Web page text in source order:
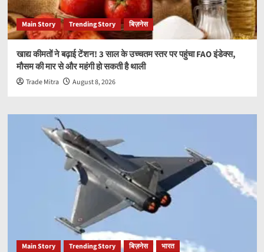
Main Story Trending Story बिज़नेस
खाद्य कीमतों ने बढ़ाई टेंशन! 3 साल के उच्चतम स्तर पर पहुंचा FAO इंडेक्स,
मौसम की मार से और महंगी हो सकती है थाली
Trade Mitra August 8, 2026
Main Story Trending Story बिज़नेस भारत